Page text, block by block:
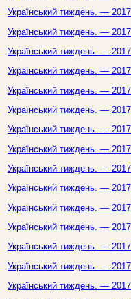
Український тиждень. —
Український тиждень. —
Український тиждень. —
Український тиждень. —
Український тиждень. —
Український тиждень. —
Український тиждень. —
Український тиждень. —
Український тиждень. —
Український тиждень. —
Український тиждень. —
Український тиждень. —
Український тиждень. —
Український тиждень. —
Український тиждень. —